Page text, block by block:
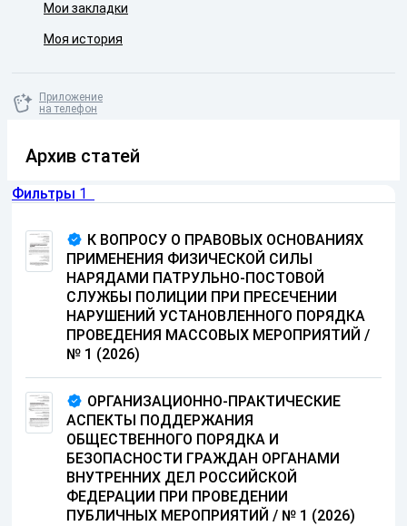
Мои закладки
Моя история
Приложение
на телефон
Архив статей
Фильтры 1
К ВОПРОСУ О ПРАВОВЫХ ОСНОВАНИЯХ
ПРИМЕНЕНИЯ ФИЗИЧЕСКОЙ СИЛЫ
НАРЯДАМИ ПАТРУЛЬНО-ПОСТОВОЙ
СЛУЖБЫ ПОЛИЦИИ ПРИ ПРЕСЕЧЕНИИ
НАРУШЕНИЙ УСТАНОВЛЕННОГО ПОРЯДКА
ПРОВЕДЕНИЯ МАССОВЫХ МЕРОПРИЯТИЙ /
№ 1 (2026)
ОРГАНИЗАЦИОННО-ПРАКТИЧЕСКИЕ
АСПЕКТЫ ПОДДЕРЖАНИЯ
ОБЩЕСТВЕННОГО ПОРЯДКА И
БЕЗОПАСНОСТИ ГРАЖДАН ОРГАНАМИ
ВНУТРЕННИХ ДЕЛ РОССИЙСКОЙ
ФЕДЕРАЦИИ ПРИ ПРОВЕДЕНИИ
ПУБЛИЧНЫХ МЕРОПРИЯТИЙ / № 1 (2026)